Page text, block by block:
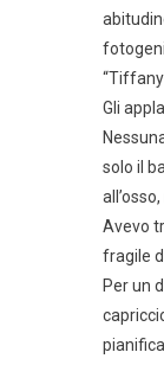
Gli
solo il
Avevo
fragile
Per un